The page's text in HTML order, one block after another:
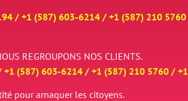
/ +1 (587) 603-6214 / +1 (587) 210
REGROUPONS NOS CLIENTS.
+1 (587) 603-6214 / +1 (587) 210 5760 / +
pour arnaquer les citoyens.